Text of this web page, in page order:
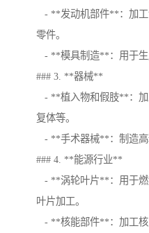
- **发动机部件**：加工
零件。
- **模具制造**：用于生
### 3. **器械**
- **植入物和假肢**：加
复体等。
- **手术器械**：制造高
### 4. **能源行业**
- **涡轮叶片**：用于燃
叶片加工。
- **核能部件**：加工核